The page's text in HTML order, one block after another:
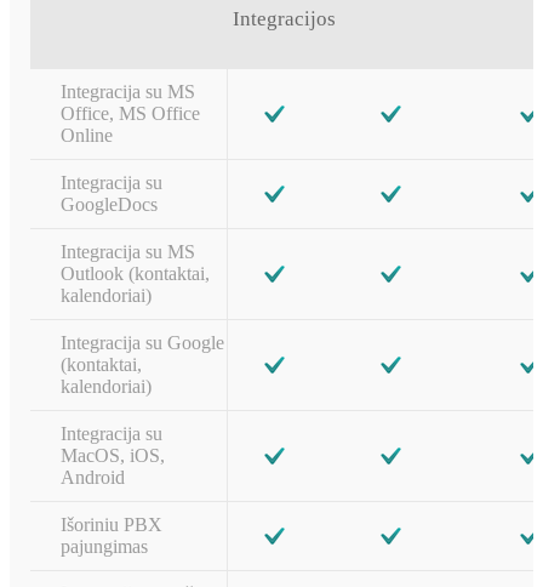
Integracijos
Integracija su MS
Office, MS Office
Online
Integracija su
GoogleDocs
Integracija su MS
Outlook (kontaktai,
kalendoriai)
Integracija su Google
(kontaktai,
kalendoriai)
Integracija su
MacOS, iOS,
Android
Išoriniu PBX
pajungimas